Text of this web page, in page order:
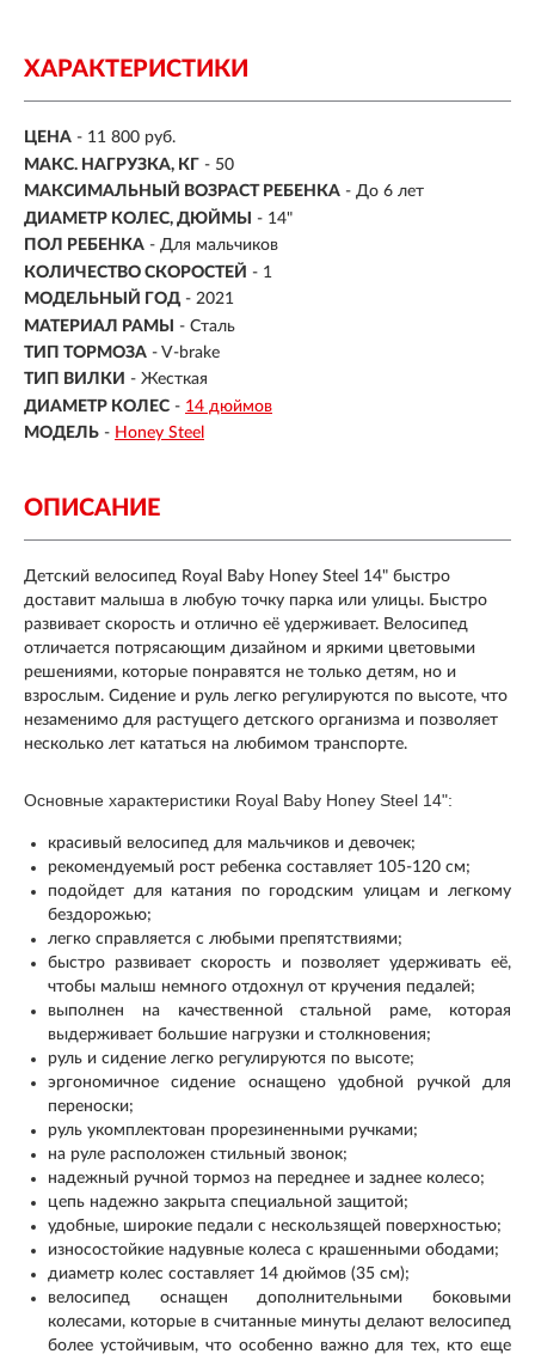
ХАРАКТЕРИСТИКИ
ЦЕНА - 11 800 руб.
МАКС. НАГРУЗКА, КГ - 50
МАКСИМАЛЬНЫЙ ВОЗРАСТ РЕБЕНКА - До 6 лет
ДИАМЕТР КОЛЕС, ДЮЙМЫ
- 14"
ПОЛ РЕБЕНКА - Для мальчиков
КОЛИЧЕСТВО СКОРОСТЕЙ - 1
МОДЕЛЬНЫЙ ГОД - 2021
МАТЕРИАЛ РАМЫ
- Сталь
ТИП ТОРМОЗА - V-brake
ТИП ВИЛКИ - Жесткая
ДИАМЕТР КОЛЕС - 14 дюймов
МОДЕЛЬ - Honey Steel
ОПИСАНИЕ
Детский велосипед Royal Baby Honey Steel 14" быстро
доставит малыша в любую точку парка или улицы. Быстро
развивает скорость и отлично её удерживает. Велосипед
отличается потрясающим дизайном и яркими цветовыми
решениями, которые понравятся не только детям, но и
взрослым. Сидение и руль легко регулируются по высоте, что
незаменимо для растущего детского организма и позволяет
несколько лет кататься на любимом транспорте.
Основные характеристики Royal Baby Honey Steel 14":
красивый велосипед для мальчиков и девочек;
рекомендуемый рост ребенка составляет 105-120 см;
подойдет для катания по городским улицам и легкому
бездорожью;
легко справляется с любыми препятствиями;
быстро развивает скорость и позволяет удерживать её,
чтобы малыш немного отдохнул от кручения педалей;
выполнен на качественной стальной раме, которая
выдерживает большие нагрузки и столкновения;
руль и сидение легко регулируются по высоте;
эргономичное сидение оснащено удобной ручкой для
переноски;
руль укомплектован прорезиненными ручками;
на руле расположен стильный звонок;
надежный ручной тормоз на переднее и заднее колесо;
цепь надежно закрыта специальной защитой;
удобные, широкие педали с нескользящей поверхностью;
износостойкие надувные колеса с крашенными ободами;
диаметр колес составляет 14 дюймов (35 см);
велосипед оснащен дополнительными боковыми
колесами, которые в считанные минуты делают велосипед
более устойчивым, что особенно важно для тех, кто еще